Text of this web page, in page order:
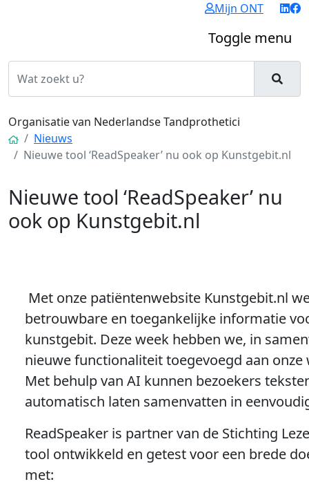
Mijn ONT
Toggle menu
Organisatie van Nederlandse Tandprothetici
Nieuws
Nieuwe tool ‘ReadSpeaker’ nu ook op Kunstgebit.nl
Nieuwe tool ‘ReadSpeaker’ nu
ook op Kunstgebit.nl
Met onze patiëntenwebsite Kunstgebit.nl
betrouwbare en toegankelijke informatie
kunstgebit. Deze week hebben we, in
nieuwe functionaliteit toegevoegd aan onze
Met behulp van AI kunnen bezoekers
automatisch laten samenvatten in
ReadSpeaker is partner van de Stichting
tool ontwikkeld en getest voor een brede
met: